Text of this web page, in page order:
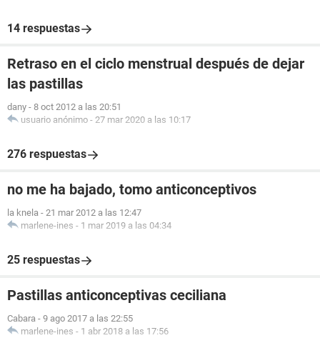
14 respuestas
Retraso en el ciclo menstrual después de dejar
las pastillas
dany - 8 oct 2012 a las 20:51
usuario anónimo - 27 mar 2020 a las 10:17
276 respuestas
no me ha bajado, tomo anticonceptivos
la knela - 21 mar 2012 a las 12:47
marlene-ines - 1 mar 2019 a las 04:34
25 respuestas
Pastillas anticonceptivas ceciliana
Cabara - 9 ago 2017 a las 22:55
marlene-ines - 1 abr 2018 a las 17:56